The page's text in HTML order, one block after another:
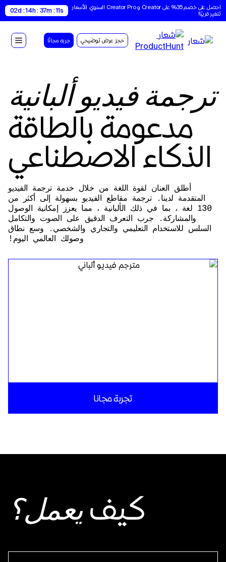
تتغير قريبًا!
02d : 14h : 37m : 10s
حجز عرض توضيحي جربه مجانًا
ترجمة فيديو ألبانية
مدعومة بالطاقة
الذكاء الاصطناعي
أطلق العنان لقوة اللغة من خلال خدمة ترجمة الفيديو
المتقدمة لدينا. ترجمة مقاطع الفيديو بسهولة إلى أكثر من
130 لغة ، بما في ذلك الألبانية ، مما يعزز إمكانية الوصول
والمشاركة. جرب التعرف الدقيق على الصوت والتكامل
السلس للاستخدام التعليمي والتجاري والشخصي. وسع نطاق
وصولك العالمي اليوم!
تجربة مجانا
كيفيعمل؟